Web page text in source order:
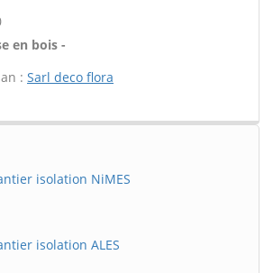
en bois -
: Sarl deco flora
isolation NiMES
isolation ALES